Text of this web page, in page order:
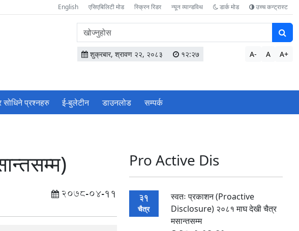
English एसिएबिलिटी मोड स्क्रिन रिडर न्यून व्यान्डविथ डार्क मोड उच्च कन्ट्रास्ट
वेबसाइटमा
सामग्री
खोज्नुहोस
शुक्रबार, श्रावण २२, २०८३ १२:२७ A- A A+
सोधिने प्रश्‍नहरु ई-बुलेटीन डाउनलोड सम्पर्क
2078-04-11
Pro Active Dis
31
चैत्र
स्वतः प्रकाशन (Proactive
Disclosure) २०८१ माघ देखी चैत्र
मसान्तसम्म